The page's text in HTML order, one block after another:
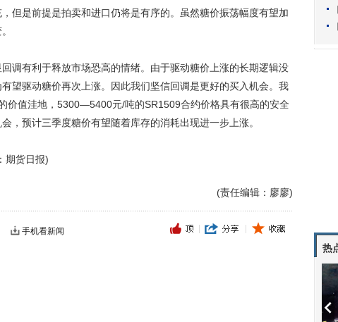
但是前提是拍卖和进口仍将是有序的。虽然糖价振荡幅度有望加
有利于释放市场恐高的情绪。由于驱动糖价上涨的长期逻辑没
望驱动糖价再次上涨。因此我们坚信回调是更好的买入机会。我
价值洼地，5300—5400元/吨的SR1509合约价格具有很高的安全
，预计三季度糖价有望随着库存的消耗出现进一步上涨。
货日报)
(责任编辑：廖廖)
手机看新闻
热